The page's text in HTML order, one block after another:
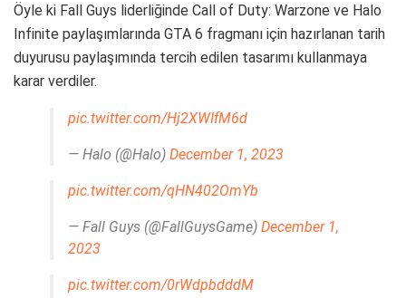
Öyle ki Fall Guys liderliğinde Call of Duty: Warzone ve Halo
Infinite paylaşımlarında GTA 6 fragmanı için hazırlanan tarih
duyurusu paylaşımında tercih edilen tasarımı kullanmaya
karar verdiler.
pic.twitter.com/Hj2XWIfM6d
— Halo (@Halo) December 1, 2023
pic.twitter.com/qHN402OmYb
— Fall Guys (@FallGuysGame) December 1,
2023
pic.twitter.com/0rWdpbdddM